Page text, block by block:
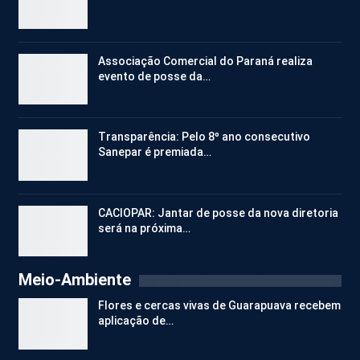
Associação Comercial do Paraná realiza
evento de posse da…
Transparência: Pelo 8º ano consecutivo
Sanepar é premiada…
CACIOPAR: Jantar de posse da nova diretoria
será na próxima…
Meio-Ambiente
Flores e cercas vivas de Guarapuava recebem
aplicação de…